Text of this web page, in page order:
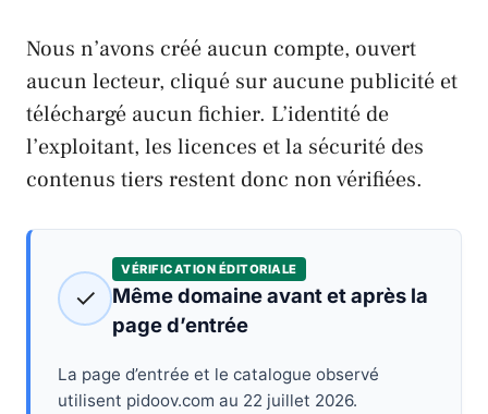
Nous n’avons créé aucun compte, ouvert
aucun lecteur, cliqué sur aucune publicité et
téléchargé aucun fichier. L’identité de
l’exploitant, les licences et la sécurité des
contenus tiers restent donc non vérifiées.
✓
VÉRIFICATION ÉDITORIALE
Même domaine avant et après la
page d’entrée
La page d’entrée et le catalogue observé
utilisent pidoov.com au 22 juillet 2026.